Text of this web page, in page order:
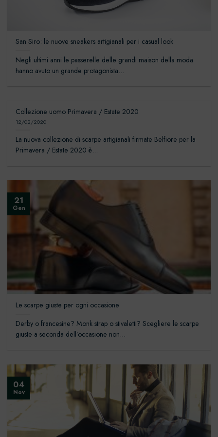
San Siro: le nuove sneakers artigianali per i casual look
Negli ultimi anni le passerelle delle grandi maison della moda
hanno avuto un grande protagonista...
Collezione uomo Primavera / Estate 2020
12/02/2020
La nuova collezione di scarpe artigianali firmate Belfiore per la
Primavera / Estate 2020 è...
Le scarpe giuste per ogni occasione
Derby o francesine? Monk strap o stivaletti? Scegliere le scarpe
giuste a seconda dell’occasione non...
21
Gen
04
Nov